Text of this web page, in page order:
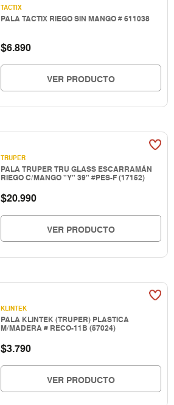
TACTIX
PALA TACTIX RIEGO SIN MANGO # 611038
$6.890
VER PRODUCTO
TRUPER
PALA TRUPER TRU GLASS ESCARRAMÁN
RIEGO C/MANGO "Y" 39" #PES-F (17152)
$20.990
VER PRODUCTO
KLINTEK
PALA KLINTEK (TRUPER) PLASTICA
M/MADERA # RECO-11B (57024)
$3.790
VER PRODUCTO